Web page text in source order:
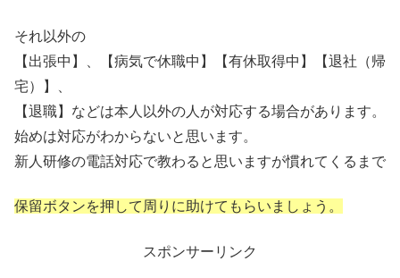
それ以外の
【出張中】、【病気で休職中】【有休取得中】【退社（帰
宅）】、
【退職】などは本人以外の人が対応する場合があります。
始めは対応がわからないと思います。
新人研修の電話対応で教わると思いますが慣れてくるまで
保留ボタンを押して周りに助けてもらいましょう。
スポンサーリンク